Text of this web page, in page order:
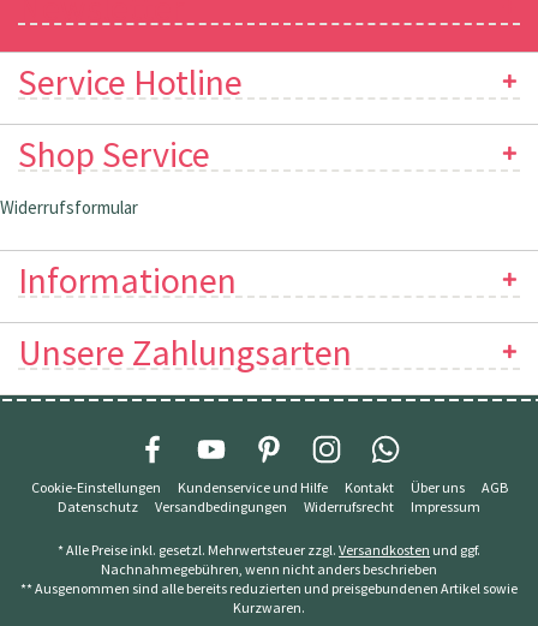
Service Hotline
Shop Service
Widerrufsformular
Informationen
Unsere Zahlungsarten
Cookie-Einstellungen Kundenservice und Hilfe Kontakt Über uns
AGB
Datenschutz
Versandbedingungen Widerrufsrecht Impressum
* Alle Preise inkl. gesetzl. Mehrwertsteuer zzgl. Versandkosten und ggf.
Nachnahmegebühren, wenn nicht anders beschrieben
** Ausgenommen sind alle bereits reduzierten und preisgebundenen Artikel sowie
Kurzwaren.